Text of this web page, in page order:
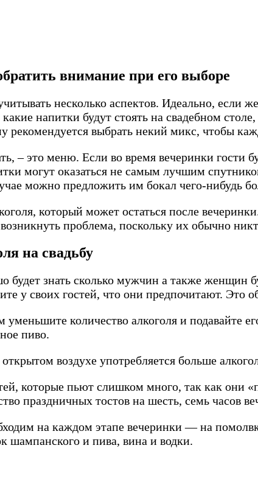
внимание при его выборе
несколько аспектов. Идеально, если
напитки будут стоять на свадебном
рекомендуется выбрать некий микс, чтобы
– это меню. Если во время вечеринки
могут оказаться не самым лучшим
можно предложить им бокал чего-нибудь
который может остаться после
проблема, поскольку их обычно
на свадьбу
будет знать сколько мужчин а также женщин
у своих гостей, что они предпочитают. Это
уменьшите количество алкоголя и подавайте
пиво.
воздухе употребляется больше
которые пьют слишком много, так как
праздничных тостов на шесть, семь часов
на каждом этапе вечеринки — на
шампанского и пива, вина и водки.